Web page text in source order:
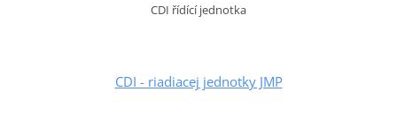
CDI řídící jednotka
CDI - riadiacej jednotky JMP